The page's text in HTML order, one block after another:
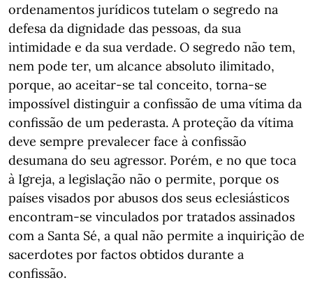
ordenamentos jurídicos tutelam o segredo na
defesa da dignidade das pessoas, da sua
intimidade e da sua verdade. O segredo não tem,
nem pode ter, um alcance absoluto ilimitado,
porque, ao aceitar-se tal conceito, torna-se
impossível distinguir a confissão de uma vítima da
confissão de um pederasta. A proteção da vítima
deve sempre prevalecer face à confissão
desumana do seu agressor. Porém, e no que toca
à Igreja, a legislação não o permite, porque os
países visados por abusos dos seus eclesiásticos
encontram-se vinculados por tratados assinados
com a Santa Sé, a qual não permite a inquirição de
sacerdotes por factos obtidos durante a
confissão.